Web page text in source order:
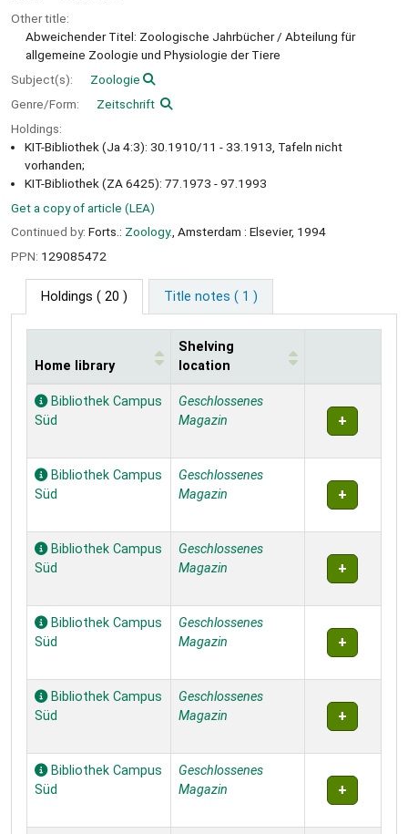
Other title:
Abweichender Titel: Zoologische Jahrbücher / Abteilung für
allgemeine Zoologie und Physiologie der Tiere
Subject(s):
Zoologie
Genre/Form:
Zeitschrift
Holdings:
KIT-Bibliothek (Ja 4:3): 30.1910/11 - 33.1913, Tafeln nicht
vorhanden;
KIT-Bibliothek (ZA 6425): 77.1973 - 97.1993
Get a copy of article (LEA)
Continued by: Forts.: Zoology., Amsterdam : Elsevier, 1994
PPN: 129085472
Holdings ( 20 ) Title notes ( 1 )
Holdings
Home library
Shelving
location
Bibliothek Campus
Süd
Geschlossenes
Magazin
Bibliothek Campus
Süd
Geschlossenes
Magazin
Bibliothek Campus
Süd
Geschlossenes
Magazin
Bibliothek Campus
Süd
Geschlossenes
Magazin
Bibliothek Campus
Süd
Geschlossenes
Magazin
Bibliothek Campus
Süd
Geschlossenes
Magazin